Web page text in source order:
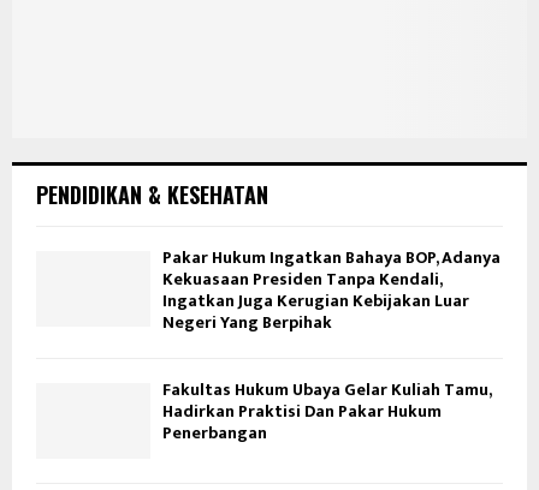
PENDIDIKAN & KESEHATAN
Pakar Hukum Ingatkan Bahaya BOP, Adanya
Kekuasaan Presiden Tanpa Kendali,
Ingatkan Juga Kerugian Kebijakan Luar
Negeri Yang Berpihak
Fakultas Hukum Ubaya Gelar Kuliah Tamu,
Hadirkan Praktisi Dan Pakar Hukum
Penerbangan